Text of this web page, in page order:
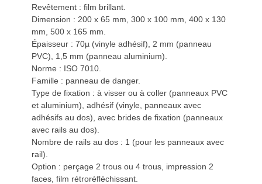
Revêtement : film brillant.
Dimension : 200 x 65 mm, 300 x 100 mm, 400 x 130
mm, 500 x 165 mm.
Épaisseur : 70µ (vinyle adhésif), 2 mm (panneau
PVC), 1,5 mm (panneau aluminium).
Norme : ISO 7010.
Famille : panneau de danger.
Type de fixation : à visser ou à coller (panneaux PVC
et aluminium), adhésif (vinyle, panneaux avec
adhésifs au dos), avec brides de fixation (panneaux
avec rails au dos).
Nombre de rails au dos : 1 (pour les panneaux avec
rail).
Option : perçage 2 trous ou 4 trous, impression 2
faces, film rétroréfléchissant.